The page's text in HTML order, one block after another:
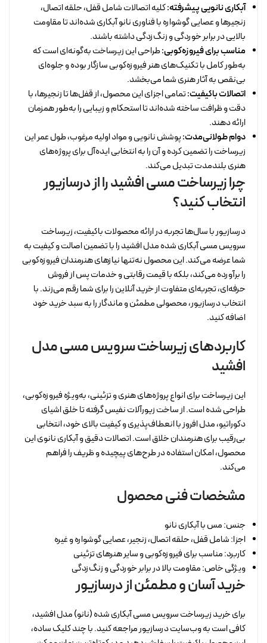
آبکاری نانویی پیشرفته:کلیه اتصالات شامل قفل، حلقه اتصال،
زنجیرها و عصایی گوشواره با فناوری نانو آبکاری شده‌اند تا مقاومت
بالایی در برابر خوردگی و زنگ‌زدگی داشته باشند.
مناسب برای فیروزه‌کوبی:طراحی این زیرساخت به‌گونه‌ای است که
به‌طور کامل با تکنیک‌های هنر فیروزه‌کوبی سازگار بوده و جلوه‌ای
بی‌نقص به آثار هنری شما می‌بخشد.
اتصالات باکیفیت:تمامی اجزای این محصول، از قفل‌ها تا زنجیرها، با
دقت و ظرافت ساخته شده‌اند تا استحکام و زیبایی را به‌طور همزمان
ارائه دهند.
دوام طولانی‌مدت:پوشش نانویی و مواد اولیه مرغوب، طول عمر این
زیرساخت را تضمین کرده و آن را به انتخابی ایده‌آل برای پروژه‌های
هنری بلندمدت تبدیل می‌کند.
چرا زیرساخت مسی افشید را از درسازیور
انتخاب کنید؟
درسازیور با سال‌ها تجربه در ارائه محصولات باکیفیت، زیرساخت
سرویس مسی آبکاری شده مدل افشید را با تضمین اصالت و کیفیت به
شما عرضه می‌کند. این محصول نه‌تنها نیازهای هنرمندان فیروزه‌کوبی
را برآورده می‌کند، بلکه با قیمت رقابتی و خدمات پس از فروش
حرفه‌ای، تجربه‌ای متفاوت از خرید آنلاین را برای شما رقم می‌زند. با
انتخاب درسازیور، محصولی مطمئن و ماندگار را به سبد خرید خود
اضافه کنید.
کاربردهای زیرساخت سرویس مسی مدل
افشید
این زیرساخت برای انواع پروژه‌های هنری و تزئینی، به‌ویژه فیروزه‌کوبی،
طراحی شده است. از ساخت زیورآلات نفیس گرفته تا خلق اشیای
دکوراتیو، مدل افروز با انعطاف‌پذیری و کیفیت بالای خود، انتخابی
بی‌رقیب برای هنرمندان خلاق است. اتصالات دقیق و آبکاری نانوی این
محصول، امکان استفاده در طرح‌های پیچیده و ظریف را فراهم
می‌کند.
مشخصات فنی محصول
جنس: مس با آبکاری نانو
اجزا: شامل قفل، حلقه اتصال، زنجیر، عصایی گوشواره و غیره
کاربرد: مناسب برای فیروزه‌کوبی و سایر هنرهای تزئینی
ویژگی خاص: مقاومت بالا در برابر خوردگی و زنگ‌زدگی
خرید آسان و مطمئن از درسازیور
برای خرید زیرساخت سرویس مسی آبکاری شده (نانو) مدل افشید،
کافی است به وب‌سایت درسازیور مراجعه کنید. با چند کلیک ساده،